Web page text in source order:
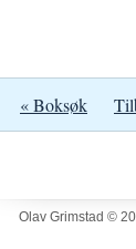
« Boksøk
Olav Grimstad ©